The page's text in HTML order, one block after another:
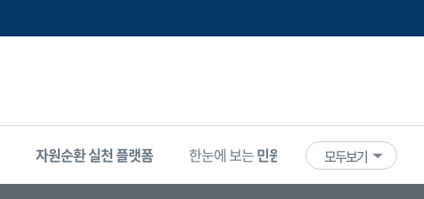
자원순환 실천 플랫폼 한눈에 보는민원 빅데이터 기업마당
모두보기